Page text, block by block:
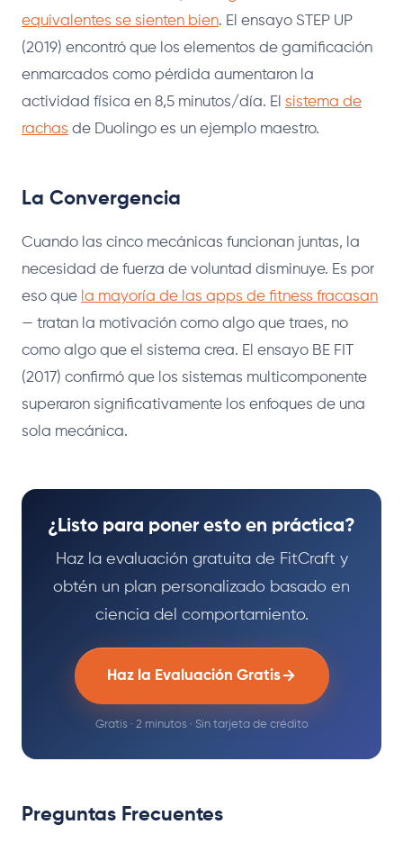
equivalentes se sienten bien. El ensayo STEP UP
(2019) encontró que los elementos de gamificación
enmarcados como pérdida aumentaron la
actividad física en 8,5 minutos/día. El sistema de
rachas de Duolingo es un ejemplo maestro.
La Convergencia
Cuando las cinco mecánicas funcionan juntas, la
necesidad de fuerza de voluntad disminuye. Es por
eso que la mayoría de las apps de fitness fracasan
— tratan la motivación como algo que traes, no
como algo que el sistema crea. El ensayo BE FIT
(2017) confirmó que los sistemas multicomponente
superaron significativamente los enfoques de una
sola mecánica.
¿Listo para poner esto en práctica?
Haz la evaluación gratuita de FitCraft y
obtén un plan personalizado basado en
ciencia del comportamiento.
Haz la Evaluación Gratis
Gratis · 2 minutos · Sin tarjeta de crédito
Preguntas Frecuentes